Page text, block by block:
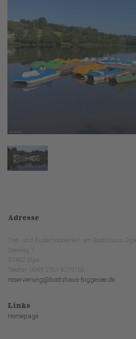
Adresse
Tret- und Ruderbootverleih am Bootshaus Olpe
Seeweg 7
57462 Olpe
Telefon: 0049 2761 9779156
reservierung@bootshaus-biggesee.de
Links
Homepage